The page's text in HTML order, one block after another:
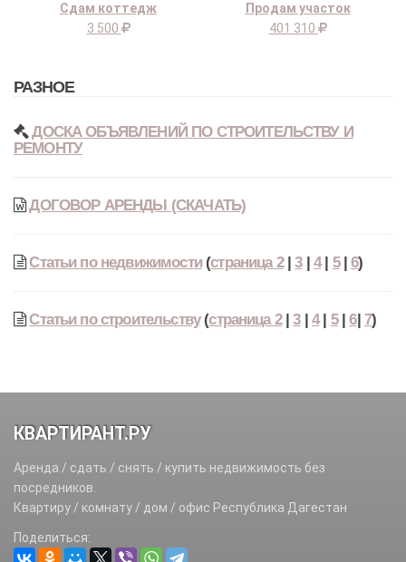
Сдам коттедж
3 500
Продам участок
401 310
РАЗНОЕ
ДОСКА ОБЪЯВЛЕНИЙ ПО СТРОИТЕЛЬСТВУ И
РЕМОНТУ
ДОГОВОР АРЕНДЫ (СКАЧАТЬ)
Статьи по недвижимости(страница 2|3| 4| 5|6)
Статьи по строительству(страница 2|3|4| 5|6| 7)
КВАРТИРАНТ.РУ
Аренда / сдать / снять / купить недвижимость без
посредников.
Квартиру / комнату / дом / офис Республика Дагестан
Поделиться: